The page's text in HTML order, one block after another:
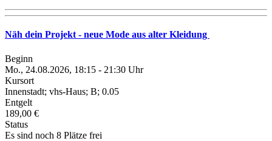
Näh dein Projekt - neue Mode aus alter Kleidung
Beginn
Mo., 24.08.2026, 18:15 - 21:30 Uhr
Kursort
Innenstadt; vhs-Haus; B; 0.05
Entgelt
189,00 €
Status
Es sind noch 8 Plätze frei